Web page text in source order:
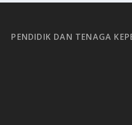
PENDIDIK DAN TENAGA